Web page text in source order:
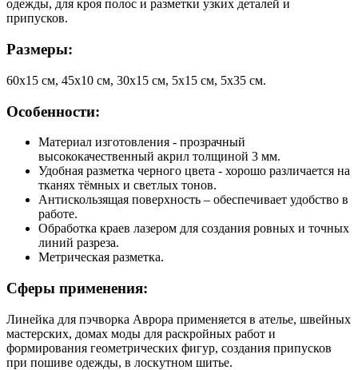
одежды, для кроя полос и разметки узких деталей и
припусков.
Размеры:
60х15 см, 45х10 см, 30х15 см, 5х15 см, 5х35 см.
Особенности:
Материал изготовления - прозрачный
высококачественный акрил толщиной 3 мм.
Удобная разметка черного цвета - хорошо различается на
тканях тёмных и светлых тонов.
Антискользящая поверхность – обеспечивает удобство в
работе.
Обработка краев лазером для создания ровных и точных
линий разреза.
Метрическая разметка.
Сферы применения:
Линейка для пэчворка Аврора применяется в ателье, швейных
мастерских, домах моды для раскройных работ и
формирования геометрических фигур, создания припусков
при пошиве одежды, в лоскутном шитье.